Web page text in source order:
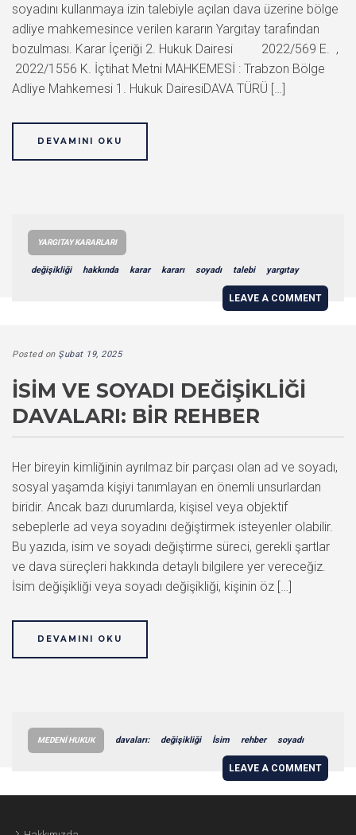
soyadını kullanmaya izin talebiyle açılan dava üzerine bölge
adliye mahkemesince verilen kararın Yargıtay tarafından
bozulması. Karar İçeriği 2. Hukuk Dairesi 2022/569 E. ,
2022/1556 K. İçtihat Metni MAHKEMESİ : Trabzon Bölge
Adliye Mahkemesi 1. Hukuk DairesiDAVA TÜRÜ […]
DEVAMINI OKU
YARGITAY KARARLARI
değişikliği hakkında karar kararı soyadı talebi yargıtay
LEAVE A COMMENT
Posted on Şubat 19, 2025
İSIM VE SOYADI DEĞIŞIKLIĞI
DAVALARI: BIR REHBER
Her bireyin kimliğinin ayrılmaz bir parçası olan ad ve soyadı,
sosyal yaşamda kişiyi tanımlayan en önemli unsurlardan
biridir. Ancak bazı durumlarda, kişisel veya objektif
sebeplerle ad veya soyadını değiştirmek isteyenler olabilir.
Bu yazıda, isim ve soyadı değiştirme süreci, gerekli şartlar
ve dava süreçleri hakkında detaylı bilgilere yer vereceğiz.
İsim değişikliği veya soyadı değişikliği, kişinin öz […]
DEVAMINI OKU
MEDENI HUKUK davaları: değişikliği İsim rehber soyadı
LEAVE A COMMENT